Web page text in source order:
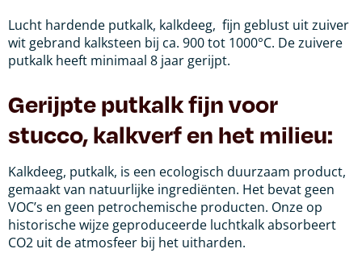
Lucht hardende putkalk, kalkdeeg, fijn geblust uit zuiver
wit gebrand kalksteen bij ca. 900 tot 1000°C. De zuivere
putkalk heeft minimaal 8 jaar gerijpt.
Gerijpte putkalk fijn voor
stucco, kalkverf en het milieu:
Kalkdeeg, putkalk, is een ecologisch duurzaam product,
gemaakt van natuurlijke ingrediënten. Het bevat geen
VOC’s en geen petrochemische producten. Onze op
historische wijze geproduceerde luchtkalk absorbeert
CO2 uit de atmosfeer bij het uitharden.